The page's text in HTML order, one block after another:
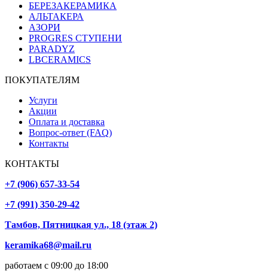
БЕРЕЗАКЕРАМИКА
АЛЬТАКЕРА
АЗОРИ
PROGRES СТУПЕНИ
PARADYZ
LBCERAMICS
ПОКУПАТЕЛЯМ
Услуги
Акции
Оплата и доставка
Вопрос-ответ (FAQ)
Контакты
КОНТАКТЫ
+7 (906) 657-33-54
+7 (991) 350-29-42
Тамбов, Пятницкая ул., 18 (этаж 2)
keramika68@mail.ru
работаем с 09:00 до 18:00